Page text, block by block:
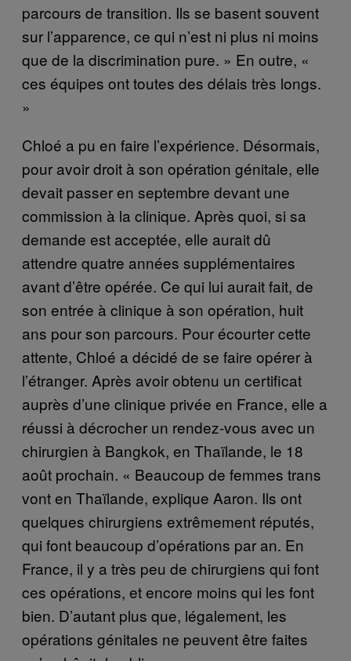
parcours de transition. Ils se basent souvent
sur l’apparence, ce qui n’est ni plus ni moins
que de la discrimination pure. » En outre, «
ces équipes ont toutes des délais très longs.
»
Chloé a pu en faire l’expérience. Désormais,
pour avoir droit à son opération génitale, elle
devait passer en septembre devant une
commission à la clinique. Après quoi, si sa
demande est acceptée, elle aurait dû
attendre quatre années supplémentaires
avant d’être opérée. Ce qui lui aurait fait, de
son entrée à clinique à son opération, huit
ans pour son parcours. Pour écourter cette
attente, Chloé a décidé de se faire opérer à
l’étranger. Après avoir obtenu un certificat
auprès d’une clinique privée en France, elle a
réussi à décrocher un rendez-vous avec un
chirurgien à Bangkok, en Thaïlande, le 18
août prochain. « Beaucoup de femmes trans
vont en Thaïlande, explique Aaron. Ils ont
quelques chirurgiens extrêmement réputés,
qui font beaucoup d’opérations par an. En
France, il y a très peu de chirurgiens qui font
ces opérations, et encore moins qui les font
bien. D’autant plus que, légalement, les
opérations génitales ne peuvent être faites